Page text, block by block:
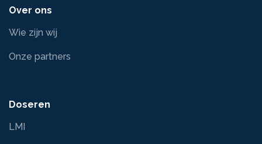
Over ons
Wie zijn wij
Onze partners
Doseren
LMI